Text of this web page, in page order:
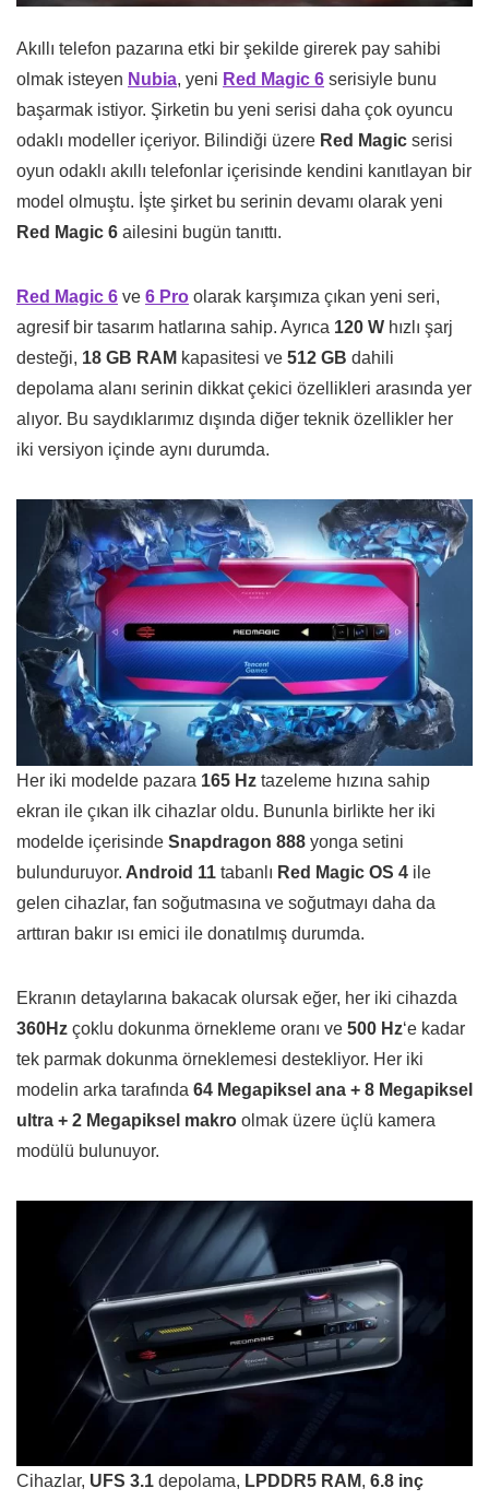
Akıllı telefon pazarına etki bir şekilde girerek pay sahibi
olmak isteyen Nubia, yeni Red Magic 6 serisiyle bunu
başarmak istiyor. Şirketin bu yeni serisi daha çok oyuncu
odaklı modeller içeriyor. Bilindiği üzere Red Magic serisi
oyun odaklı akıllı telefonlar içerisinde kendini kanıtlayan bir
model olmuştu. İşte şirket bu serinin devamı olarak yeni
Red Magic 6 ailesini bugün tanıttı.
Red Magic 6 ve 6 Pro olarak karşımıza çıkan yeni seri,
agresif bir tasarım hatlarına sahip. Ayrıca 120 W hızlı şarj
desteği, 18 GB RAM kapasitesi ve 512 GB dahili
depolama alanı serinin dikkat çekici özellikleri arasında yer
alıyor. Bu saydıklarımız dışında diğer teknik özellikler her
iki versiyon içinde aynı durumda.
Her iki modelde pazara 165 Hz tazeleme hızına sahip
ekran ile çıkan ilk cihazlar oldu. Bununla birlikte her iki
modelde içerisinde Snapdragon 888 yonga setini
bulunduruyor. Android 11 tabanlı Red Magic OS 4 ile
gelen cihazlar, fan soğutmasına ve soğutmayı daha da
arttıran bakır ısı emici ile donatılmış durumda.
Ekranın detaylarına bakacak olursak eğer, her iki cihazda
360Hz çoklu dokunma örnekleme oranı ve 500 Hz‘e kadar
tek parmak dokunma örneklemesi destekliyor. Her iki
modelin arka tarafında 64 Megapiksel ana + 8 Megapiksel
ultra + 2 Megapiksel makro olmak üzere üçlü kamera
modülü bulunuyor.
Cihazlar, UFS 3.1 depolama, LPDDR5 RAM, 6.8 inç